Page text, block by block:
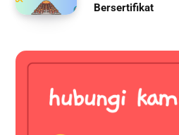
Bersertifikat